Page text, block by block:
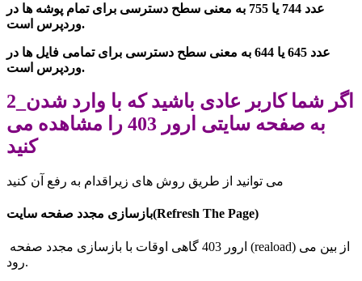
عدد 744 یا 755 به معنی سطح دسترسی برای تمام پوشه ها در
وردپرس است.
عدد 645 یا 644 به معنی سطح دسترسی برای تمامی فایل ها در
وردپرس است.
2_اگر شما کاربر عادی باشید که با وارد شدن
به صفحه سایتی ارور 403 را مشاهده می
کنید
می توانید از طریق روش های زیر اقدام به رفع آن کنید
بازسازی مجدد صفحه سایت(Refresh The Page)
رود.